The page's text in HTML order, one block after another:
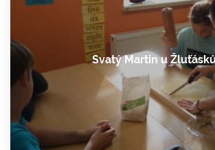
Svatý Martin u